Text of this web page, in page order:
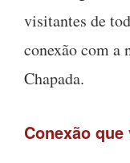
visitantes de
conexão com a
Chapada.
Conexão